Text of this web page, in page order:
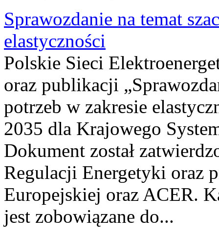
Sprawozdanie na temat
elastyczności
Polskie Sieci
oraz publikacji
potrzeb w zakresie
2035 dla Krajowego
Dokument został
Regulacji Energetyki oraz
Europejskiej oraz ACER.
jest zobowiązane do...